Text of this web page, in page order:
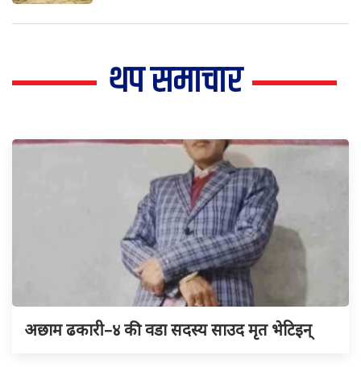
थप समाचार
अछाम ढकारी–४ की वडा सदस्य साउद मृत भेटिइन्